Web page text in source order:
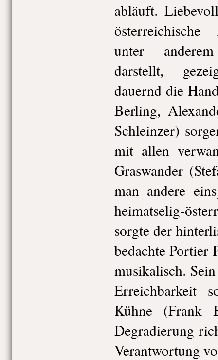
abläuft.
unter
darstellt,
dauernd die
Berling,
Schleinzer)
mit allen
Graswander
man andere
heimatselig-
sorgte der
bedachte Portier
musikalisch.
Erreichbarkeit
Kühne (Frank
Degradierung
Verantwortung